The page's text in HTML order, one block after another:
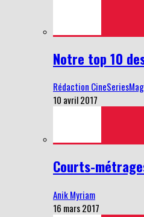
Notre top 10
Rédaction CineSeriesMag
10 avril 2017
Courts-
Anik Myriam
16 mars 2017